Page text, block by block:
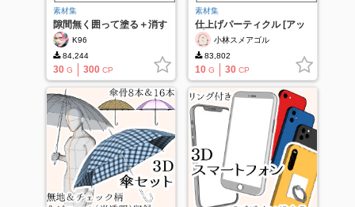
素材集
隙間無く囲って塗る＋消す
ブラシ
K96
84,244
30 G 300 CP
素材集
仕上げパーティクル [アッ
プデート]小林スメアゴル
83,802
10 G 30 CP